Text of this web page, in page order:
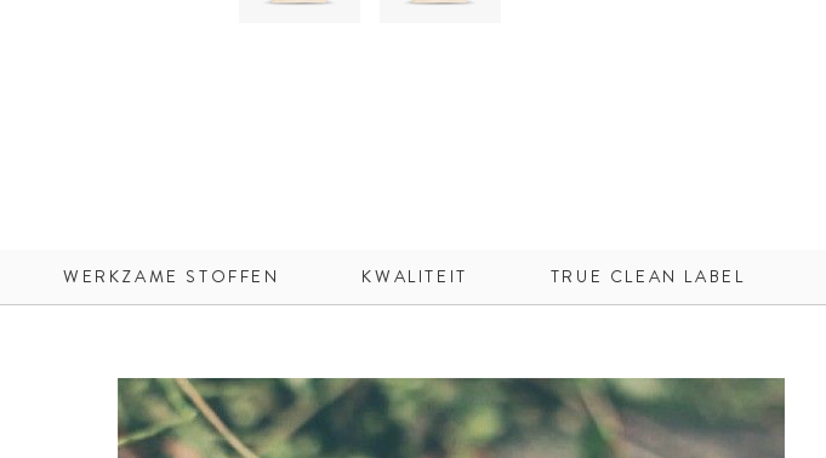
WERKZAME STOFFEN KWALITEIT TRUE CLEAN LABEL